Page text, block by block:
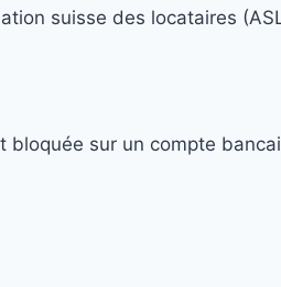
suisse des locataires
sur un compte